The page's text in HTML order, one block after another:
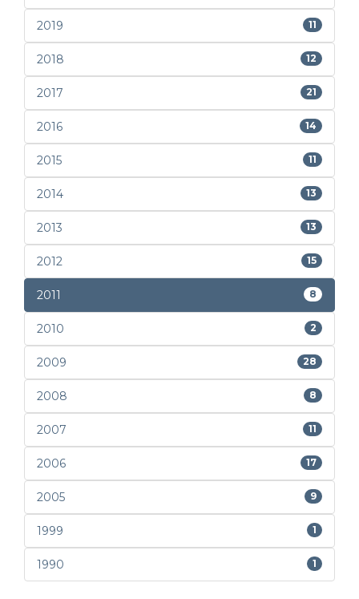
2019 11
2018 12
2017 21
2016 14
2015 11
2014 13
2013 13
2012 15
2011 8
2010 2
2009 28
2008 8
2007 11
2006 17
2005 9
1999 1
1990 1